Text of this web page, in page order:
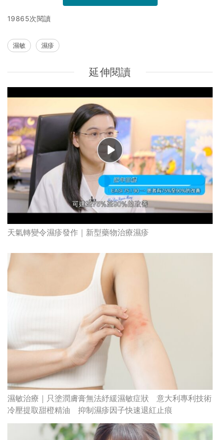
19865次閱讀
濕敏 濕疹
延伸閱讀
天氣轉變令濕疹發作｜新型藥物治療濕疹
濕敏治療｜只塗潤膚膏無法紓緩濕敏症狀 意大利專利技術
冷壓提取甜橙精油 抑制濕疹因子快速退紅止痕